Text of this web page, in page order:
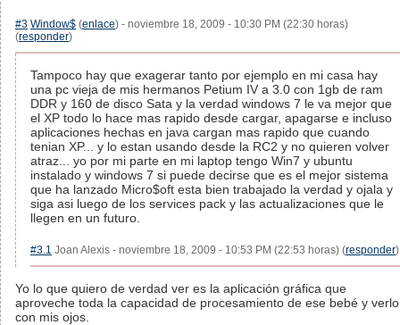
#3 Window$ (enlace) - noviembre 18, 2009 - 10:30 PM (22:30 horas)
(responder)
Tampoco hay que exagerar tanto por ejemplo en mi casa hay
una pc vieja de mis hermanos Petium IV a 3.0 con 1gb de ram
DDR y 160 de disco Sata y la verdad windows 7 le va mejor que
el XP todo lo hace mas rapido desde cargar, apagarse e incluso
aplicaciones hechas en java cargan mas rapido que cuando
tenian XP... y lo estan usando desde la RC2 y no quieren volver
atraz... yo por mi parte en mi laptop tengo Win7 y ubuntu
instalado y windows 7 si puede decirse que es el mejor sistema
que ha lanzado Micro$oft esta bien trabajado la verdad y ojala y
siga asi luego de los services pack y las actualizaciones que le
llegen en un futuro.
#3.1 Joan Alexis - noviembre 18, 2009 - 10:53 PM (22:53 horas) (responder)
Yo lo que quiero de verdad ver es la aplicación gráfica que
aproveche toda la capacidad de procesamiento de ese bebé y verlo
con mis ojos.